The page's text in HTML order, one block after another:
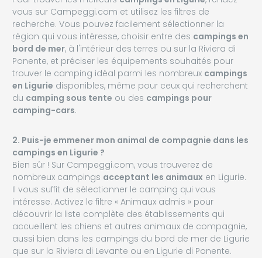
vous sur Campeggi.com et utilisez les filtres de
recherche. Vous pouvez facilement sélectionner la
région qui vous intéresse, choisir entre des campings en
bord de mer, à l'intérieur des terres ou sur la Riviera di
Ponente, et préciser les équipements souhaités pour
trouver le camping idéal parmi les nombreux campings
en Ligurie disponibles, même pour ceux qui recherchent
du camping sous tente ou des campings pour
camping-cars.
2. Puis-je emmener mon animal de compagnie dans les
campings en Ligurie ?
Bien sûr ! Sur Campeggi.com, vous trouverez de
nombreux campings acceptant les animaux en Ligurie.
Il vous suffit de sélectionner le camping qui vous
intéresse. Activez le filtre « Animaux admis » pour
découvrir la liste complète des établissements qui
accueillent les chiens et autres animaux de compagnie,
aussi bien dans les campings du bord de mer de Ligurie
que sur la Riviera di Levante ou en Ligurie di Ponente.